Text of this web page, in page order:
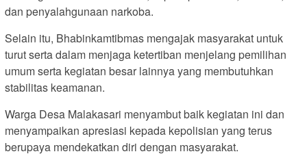
dan penyalahgunaan narkoba.
Selain itu, Bhabinkamtibmas mengajak masyarakat untuk
turut serta dalam menjaga ketertiban menjelang pemilihan
umum serta kegiatan besar lainnya yang membutuhkan
stabilitas keamanan.
Warga Desa Malakasari menyambut baik kegiatan ini dan
menyampaikan apresiasi kepada kepolisian yang terus
berupaya mendekatkan diri dengan masyarakat.